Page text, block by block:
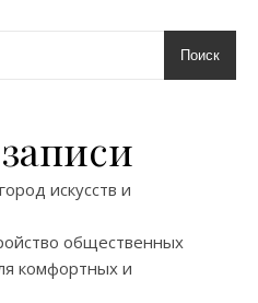
Поиск
искусств и
общественных
комфортных и